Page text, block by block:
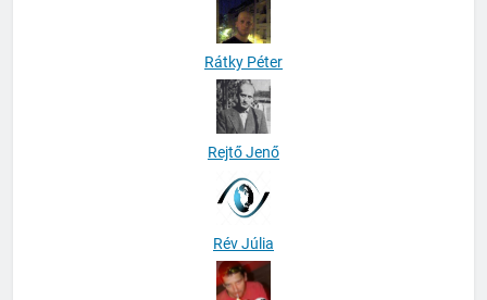
Rátky Péter
Rejtő Jenő
Rév Júlia